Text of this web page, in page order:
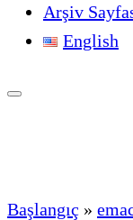
Arşiv
English
Başlangıç »